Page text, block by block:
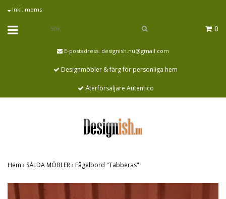
Inkl. moms
0
E-postadress: designish.nu@gmail.com
Designmöbler & färg för personliga hem
Återförsäljare Autentico
Hem › SÅLDA MÖBLER› Fågelbord "Tabberas"